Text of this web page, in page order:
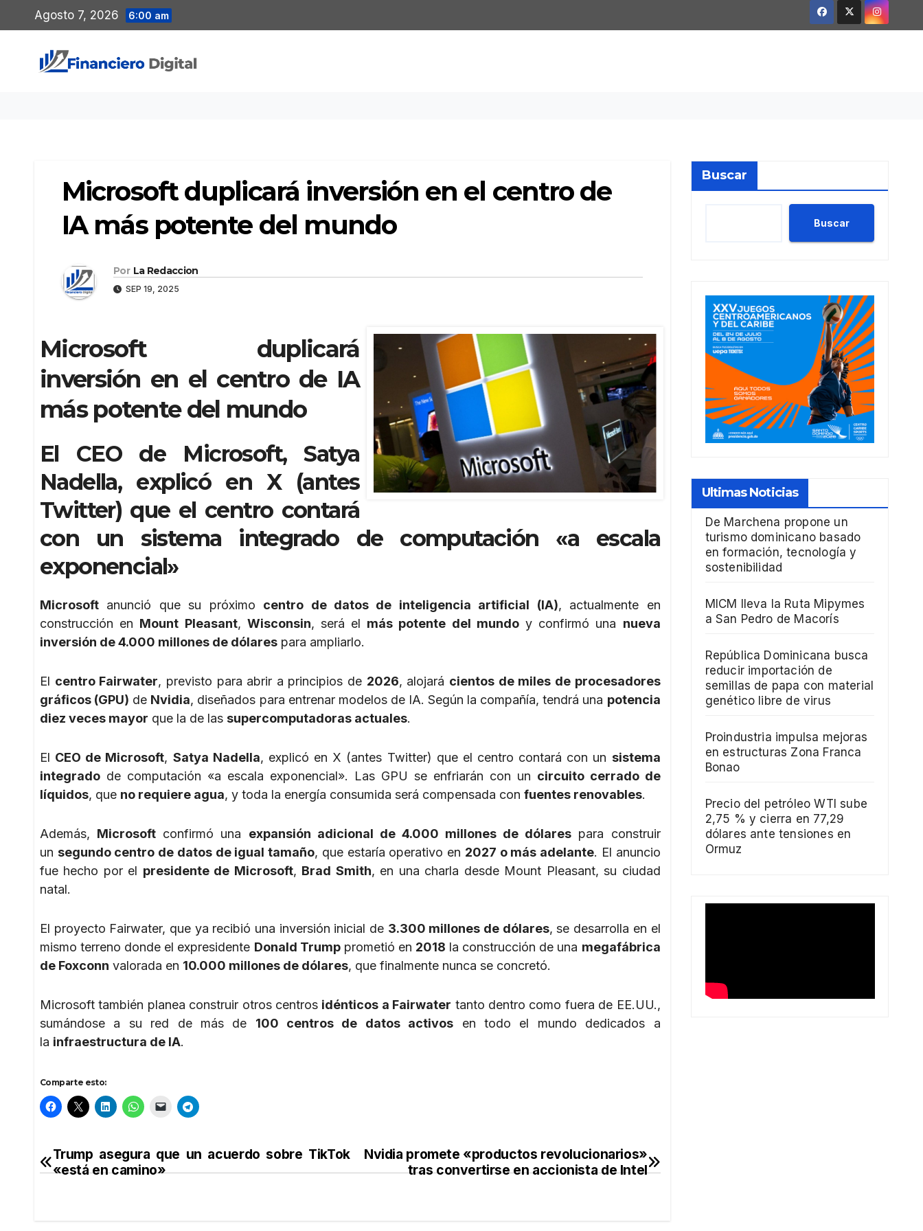
al
contenido
Agosto 7, 2026 6:00 am
Microsoft duplicará inversión en el centro de
IA más potente del mundo
Por La Redaccion
SEP 19, 2025
Microsoft duplicará
inversión en el centro de IA
más potente del mundo
El CEO de Microsoft, Satya
Nadella, explicó en X (antes
Twitter) que el centro contará
con un sistema integrado de computación «a escala
exponencial»
Microsoft anunció que su próximo centro de datos de inteligencia artificial (IA), actualmente en
construcción en Mount Pleasant, Wisconsin, será el más potente del mundoy confirmó una nueva
inversión de 4.000 millones de dólares para ampliarlo.
El centro Fairwater, previsto para abrir a principios de 2026, alojará cientos de miles de procesadores
gráficos (GPU) de Nvidia, diseñados para entrenar modelos de IA. Según la compañía, tendrá una potencia
diez veces mayor que la de las supercomputadoras actuales.
El CEO de Microsoft, Satya Nadella, explicó en X (antes Twitter) que el centro contará con un sistema
integrado de computación «a escala exponencial». Las GPU se enfriarán con un circuito cerrado de
líquidos, que no requiere agua, y toda la energía consumida será compensada con fuentes renovables.
Además, Microsoft confirmó una expansión adicional de 4.000 millones de dólares para construir
un segundo centro de datos de igual tamaño, que estaría operativo en 2027 o más adelante. El anuncio
fue hecho por el presidente de Microsoft, Brad Smith, en una charla desde Mount Pleasant, su ciudad
natal.
El proyecto Fairwater, que ya recibió una inversión inicial de 3.300 millones de dólares, se desarrolla en el
mismo terreno donde el expresidente Donald Trumpprometió en 2018 la construcción de una megafábrica
de Foxconn valorada en 10.000 millones de dólares, que finalmente nunca se concretó.
Microsoft también planea construir otros centros idénticos a Fairwater tanto dentro como fuera de EE.UU.,
sumándose a su red de más de 100 centros de datos activos en todo el mundo dedicados a
la infraestructura de IA.
Comparte esto:
Navegación
Nvidia promete «productos revolucionarios»
tras convertirse en accionista de Intel
Trump asegura que un acuerdo sobre TikTok
«está en camino»
Buscar
Buscar
Ultimas Noticias
De Marchena propone un
turismo dominicano basado
en formación, tecnología y
sostenibilidad
MICM lleva la Ruta Mipymes
a San Pedro de Macorís
República Dominicana busca
reducir importación de
semillas de papa con material
genético libre de virus
Proindustria impulsa mejoras
en estructuras Zona Franca
Bonao
Precio del petróleo WTI sube
2,75 % y cierra en 77,29
dólares ante tensiones en
Ormuz